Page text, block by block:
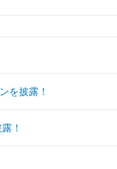
を披露！
！